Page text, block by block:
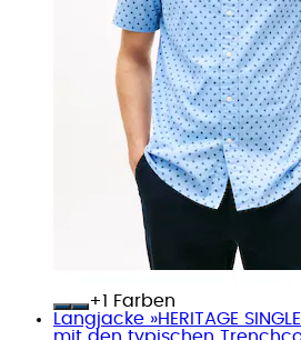
+
Farben
Langjacke »HERITAGE